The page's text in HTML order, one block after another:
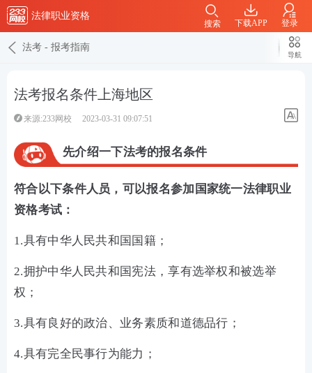
法律职业资格
下载APP 登录
搜索
法考 - 报考指南
导航
法考报名条件上海地区
来源:233网校 2023-03-31 09:07:51
先介绍一下法考的报名条件
符合以下条件人员，可以报名参加国家统一法律职业
资格考试：
1.具有中华人民共和国国籍；
2.拥护中华人民共和国宪法，享有选举权和被选举
权；
3.具有良好的政治、业务素质和道德品行；
4.具有完全民事行为能力；